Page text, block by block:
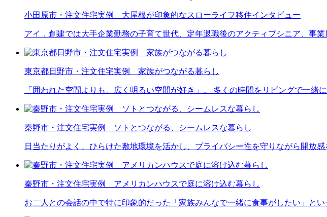
小田原市・注文住宅実例 大屋根が印象的なスローライフ移住インタビュー
アイ．創建では大手企業勤務の子育て世代、定年退職後のアクティブシニア、事
東京都日野市・注文住宅実例 家族がつながる暮らし
「囲われた空間よりも、広く明るい空間が好き」。 多くの時間をリビングで一
秦野市・注文住宅実例 ソトとつながる、シームレスな暮らし
日当たりがよく、ひらけた敷地環境を活かし、プライバシー性を守りながら開放
秦野市・注文住宅実例 アメリカンハウスで庭に溶け込む暮らし
お二人との会話の中で特に印象的だった「家族みんなで一緒に食事がしたい」と